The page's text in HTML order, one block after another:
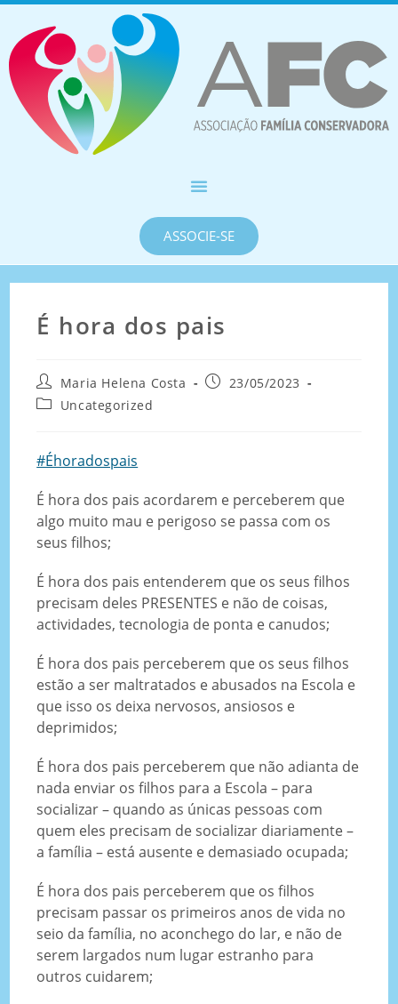
ASSOCIE-SE
É hora dos pais
Maria Helena Costa
23/05/2023
Uncategorized
#Éhoradospais
É hora dos pais acordarem e perceberem que
algo muito mau e perigoso se passa com os
seus filhos;
É hora dos pais entenderem que os seus filhos
precisam deles PRESENTES e não de coisas,
actividades, tecnologia de ponta e canudos;
É hora dos pais perceberem que os seus filhos
estão a ser maltratados e abusados na Escola e
que isso os deixa nervosos, ansiosos e
deprimidos;
É hora dos pais perceberem que não adianta de
nada enviar os filhos para a Escola – para
socializar – quando as únicas pessoas com
quem eles precisam de socializar diariamente –
a família – está ausente e demasiado ocupada;
É hora dos pais perceberem que os filhos
precisam passar os primeiros anos de vida no
seio da família, no aconchego do lar, e não de
serem largados num lugar estranho para
outros cuidarem;